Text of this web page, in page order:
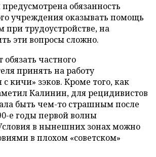
обязанность
учреждения оказывать помощь
при трудоустройстве, на
эти вопросы сложно.
частного
принять на работу
кичи» зэков. Кроме того, как
Калинин, для рецидивистов
быть чем-то страшным после
е годы первой волны
в нынешних зонах можно
в плохом «советском»